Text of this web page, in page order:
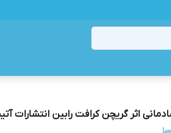
اثر گریچن کرافت رابین انتشارات